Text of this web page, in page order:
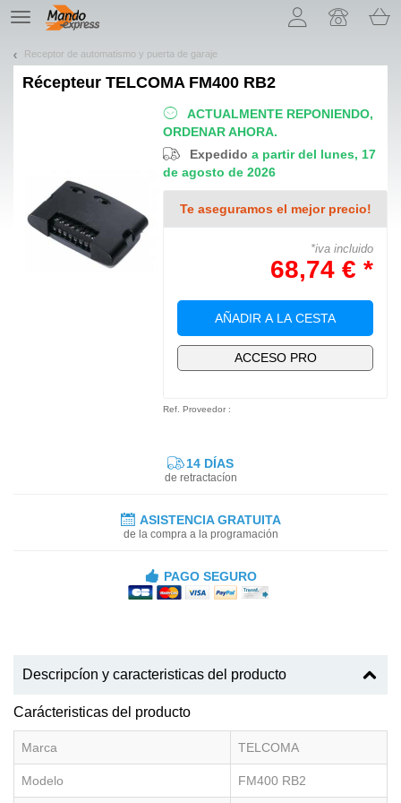
TE
navigation
Receptor de automatismo y puerta de garaje
Récepteur TELCOMA FM400 RB2
ACTUALMENTE REPONIENDO,
ORDENAR AHORA.
Expedidoa partir del lunes, 17
de agosto de 2026
Te aseguramos el mejor precio!
*iva incluido
68,74 € *
AÑADIR A LA CESTA
ACCESO PRO
Ref. Proveedor :
14 DÍAS
de retractacíon
ASISTENCIA GRATUITA
de la compra a la programación
PAGO SEGURO
Descripcíon y caracteristicas del producto
Carácteristicas del producto
Marca TELCOMA
Modelo FM400 RB2
¡Permítenos presentarte nuestras cookies!